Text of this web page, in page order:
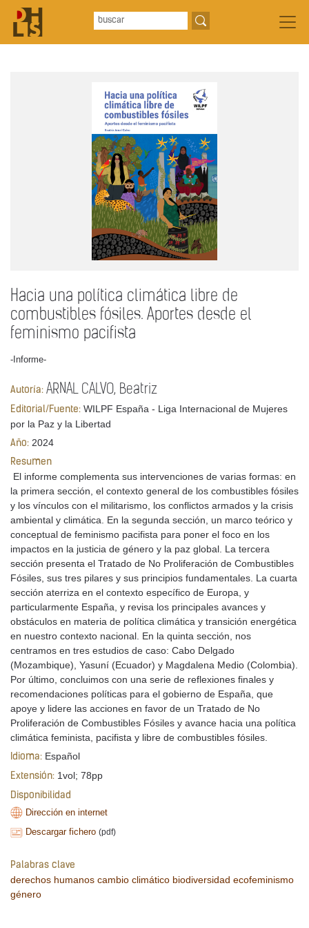
Hacia una política climática libre de
combustibles fósiles. Aportes desde el
feminismo pacifista
-Informe-
Autoría: ARNAL CALVO, Beatriz
Editorial/Fuente: WILPF España - Liga Internacional de Mujeres
por la Paz y la Libertad
Año: 2024
Resumen
El informe complementa sus intervenciones de varias formas: en
la primera sección, el contexto general de los combustibles fósiles
y los vínculos con el militarismo, los conflictos armados y la crisis
ambiental y climática. En la segunda sección, un marco teórico y
conceptual de feminismo pacifista para poner el foco en los
impactos en la justicia de género y la paz global. La tercera
sección presenta el Tratado de No Proliferación de Combustibles
Fósiles, sus tres pilares y sus principios fundamentales. La cuarta
sección aterriza en el contexto específico de Europa, y
particularmente España, y revisa los principales avances y
obstáculos en materia de política climática y transición energética
en nuestro contexto nacional. En la quinta sección, nos
centramos en tres estudios de caso: Cabo Delgado
(Mozambique), Yasuní (Ecuador) y Magdalena Medio (Colombia).
Por último, concluimos con una serie de reflexiones finales y
recomendaciones políticas para el gobierno de España, que
apoye y lidere las acciones en favor de un Tratado de No
Proliferación de Combustibles Fósiles y avance hacia una política
climática feminista, pacifista y libre de combustibles fósiles.
Idioma: Español
Extensión: 1vol; 78pp
Disponibilidad
Dirección en internet
Descargar fichero (pdf)
Palabras clave
derechos humanos cambio climático biodiversidad ecofeminismo
género